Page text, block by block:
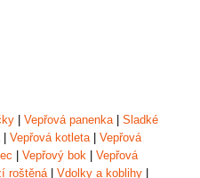
Vepřová panenka| Sladké
| Vepřová kotleta| Vepřová
Vepřový bok
Vepřová
roštěná| Vdolky a koblihy